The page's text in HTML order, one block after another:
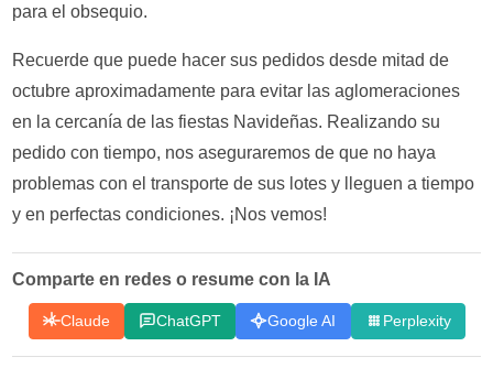
para el obsequio.
Recuerde que puede hacer sus pedidos desde mitad de
octubre aproximadamente para evitar las aglomeraciones
en la cercanía de las fiestas Navideñas. Realizando su
pedido con tiempo, nos aseguraremos de que no haya
problemas con el transporte de sus lotes y lleguen a tiempo
y en perfectas condiciones. ¡Nos vemos!
Comparte en redes o resume con la IA
Claude ChatGPT Google AI Perplexity